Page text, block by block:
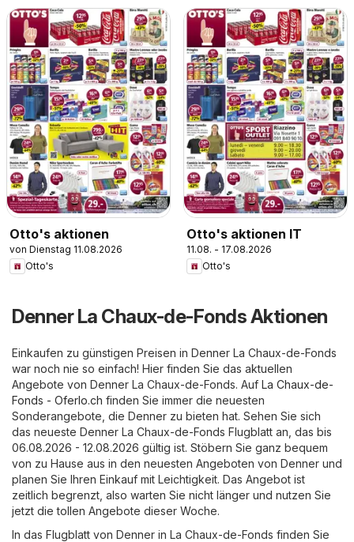
Otto's aktionen
von Dienstag 11.08.2026
Otto's
Otto's aktionen IT
11.08. - 17.08.2026
Otto's
Denner La Chaux-de-Fonds Aktionen
Einkaufen zu günstigen Preisen in Denner La Chaux-de-Fonds
war noch nie so einfach! Hier finden Sie das aktuellen
Angebote von Denner La Chaux-de-Fonds. Auf La Chaux-de-
Fonds - Oferlo.ch finden Sie immer die neuesten
Sonderangebote, die Denner zu bieten hat. Sehen Sie sich
das neueste Denner La Chaux-de-Fonds Flugblatt an, das bis
06.08.2026 - 12.08.2026 gültig ist. Stöbern Sie ganz bequem
von zu Hause aus in den neuesten Angeboten von Denner und
planen Sie Ihren Einkauf mit Leichtigkeit. Das Angebot ist
zeitlich begrenzt, also warten Sie nicht länger und nutzen Sie
jetzt die tollen Angebote dieser Woche.
In das Flugblatt von Denner in La Chaux-de-Fonds finden Sie